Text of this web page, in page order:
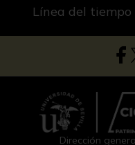
Línea del tiempo
Dirección